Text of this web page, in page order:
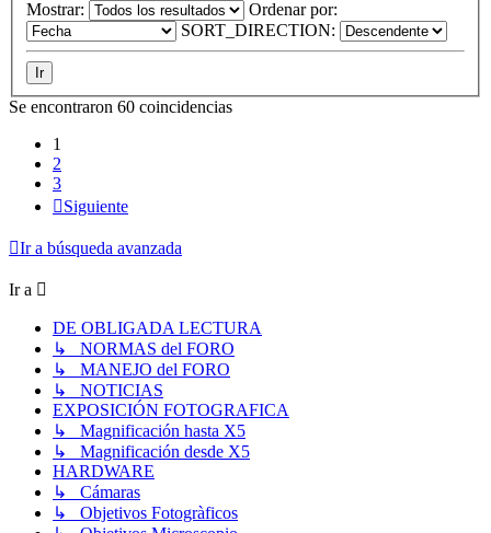
Mostrar:
Ordenar por:
SORT_DIRECTION:
Se encontraron 60 coincidencias
1
2
3
Siguiente
Ir a búsqueda avanzada
Ir a
DE OBLIGADA LECTURA
↳ NORMAS del FORO
↳ MANEJO del FORO
↳ NOTICIAS
EXPOSICIÓN FOTOGRAFICA
↳ Magnificación hasta X5
↳ Magnificación desde X5
HARDWARE
↳ Cámaras
↳ Objetivos Fotogràficos